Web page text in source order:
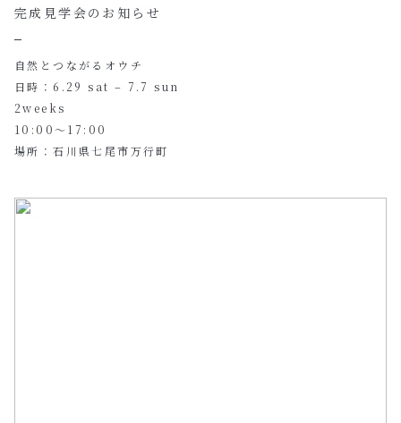
完成見学会のお知らせ
自然とつながるオウチ
日時：6.29 sat – 7.7 sun
2weeks
10:00～17:00
場所：石川県七尾市万行町